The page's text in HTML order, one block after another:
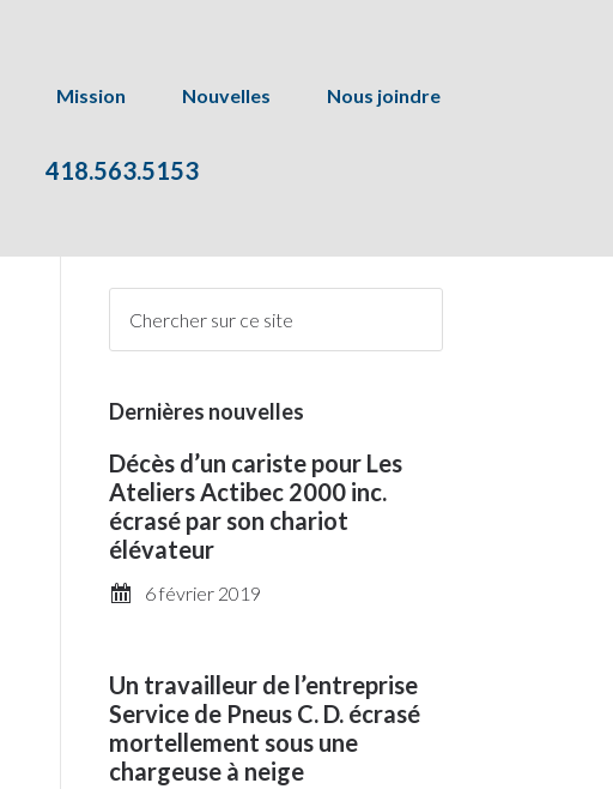
Mission Nouvelles Nous joindre
418.563.5153
Dernières nouvelles
Décès d’un cariste pour Les
Ateliers Actibec 2000 inc.
écrasé par son chariot
élévateur
6 février 2019
Un travailleur de l’entreprise
Service de Pneus C. D. écrasé
mortellement sous une
chargeuse à neige